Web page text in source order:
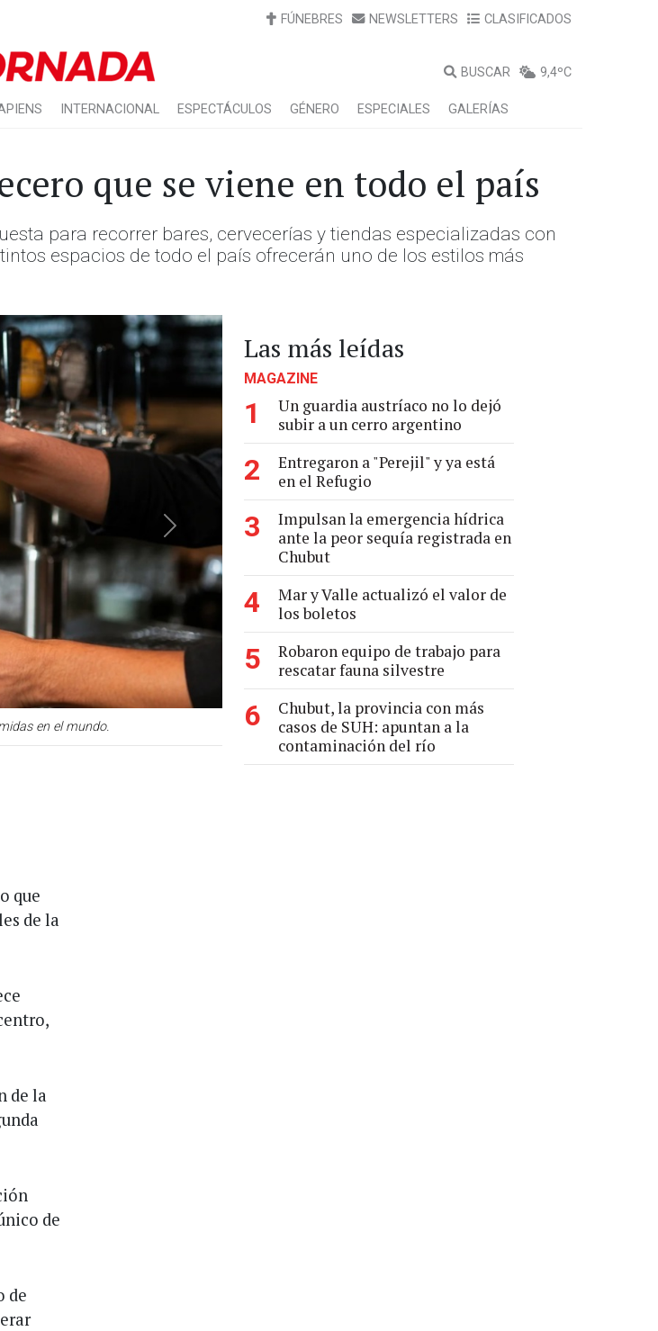
FÚNEBRES NEWSLETTERS CLASIFICADOS
BUSCAR 9,4ºC
INTERNACIONAL ESPECTÁCULOS GÉNERO ESPECIALES GALERÍAS
que se viene en todo el país
para recorrer bares, cervecerías y tiendas especializadas con
espacios de todo el país ofrecerán uno de los estilos más
en el mundo.
Siguiente
que
de la
de la
de
de
Las más leídas
MAGAZINE
1
Un guardia austríaco no lo dejó
subir a un cerro argentino
2
Entregaron a "Perejil" y ya está
en el Refugio
3
Impulsan la emergencia hídrica
ante la peor sequía registrada en
Chubut
4
Mar y Valle actualizó el valor de
los boletos
5
Robaron equipo de trabajo para
rescatar fauna silvestre
6
Chubut, la provincia con más
casos de SUH: apuntan a la
contaminación del río